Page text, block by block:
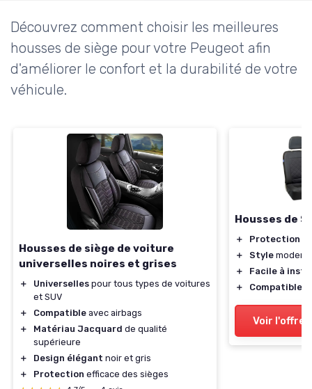
Découvrez comment choisir les meilleures
housses de siège pour votre Peugeot afin
d'améliorer le confort et la durabilité de votre
véhicule.
Housses de siège de voiture
universelles noires et grises
＋ Universelles pour tous types de voitures
et SUV
＋
Compatible avec airbags
＋
Matériau Jacquard de qualité
supérieure
＋
Design élégant noir et gris
＋
Protection efficace des sièges
Housses de
＋ Protection
＋
Style
＋
Facile à
＋
Compatible
Voir l'offre